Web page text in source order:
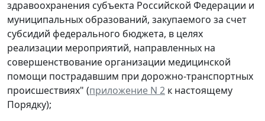
здравоохранения субъекта Российской Федерации и
муниципальных образований, закупаемого за счет
субсидий федерального бюджета, в целях
реализации мероприятий, направленных на
совершенствование организации медицинской
помощи пострадавшим при дорожно-транспортных
происшествиях" (приложение N 2 к настоящему
Порядку);